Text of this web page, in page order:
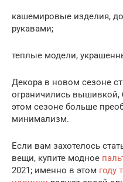
кашемировые изделия,
рукавами;
теплые модели,
Декора в новом сезоне
ограничились вышивкой,
этом сезоне больше
минимализм.
Если вам захотелось
вещи, купите модное
2021; именно в этом году